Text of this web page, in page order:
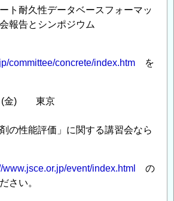
久性データベースフォーマッ
報告とシンポジウム
committee/concrete/index.htm を
日(金) 東京
能評価」に関する講習会なら
www.jsce.or.jp/event/index.html
の
さい。